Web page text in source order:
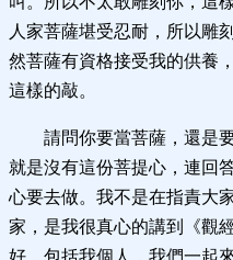
人家菩薩堪受忍耐，所以雕
然菩薩有資格接受我的供養
這樣的敲。
請問你要當菩薩，還是
就是沒有這份菩提心，連回
心要去做。我不是在指責大
家，是我很真心的講到《觀